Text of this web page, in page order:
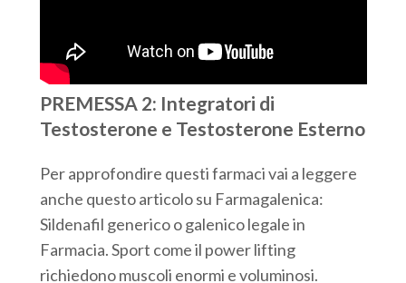
PREMESSA 2: Integratori di
Testosterone e Testosterone Esterno
Per approfondire questi farmaci vai a leggere
anche questo articolo su Farmagalenica:
Sildenafil generico o galenico legale in
Farmacia. Sport come il power lifting
richiedono muscoli enormi e voluminosi.